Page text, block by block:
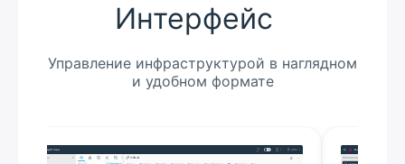
Интерфейс
Управление инфраструктурой в наглядном
и удобном формате